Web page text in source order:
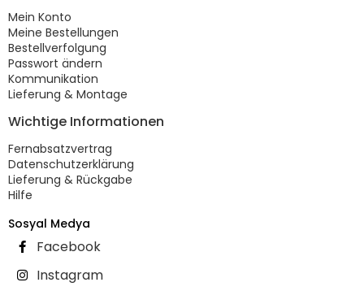
Mein Konto
Meine Bestellungen
Bestellverfolgung
Passwort ändern
Kommunikation
Lieferung & Montage
Wichtige Informationen
Fernabsatzvertrag
Datenschutzerklärung
Lieferung & Rückgabe
Hilfe
Sosyal Medya
Facebook
Instagram